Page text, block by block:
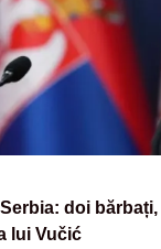
doi
lui Vučić